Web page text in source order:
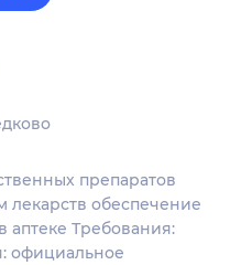
препаратов
лекарств обеспечение
аптеке Требования:
официальное